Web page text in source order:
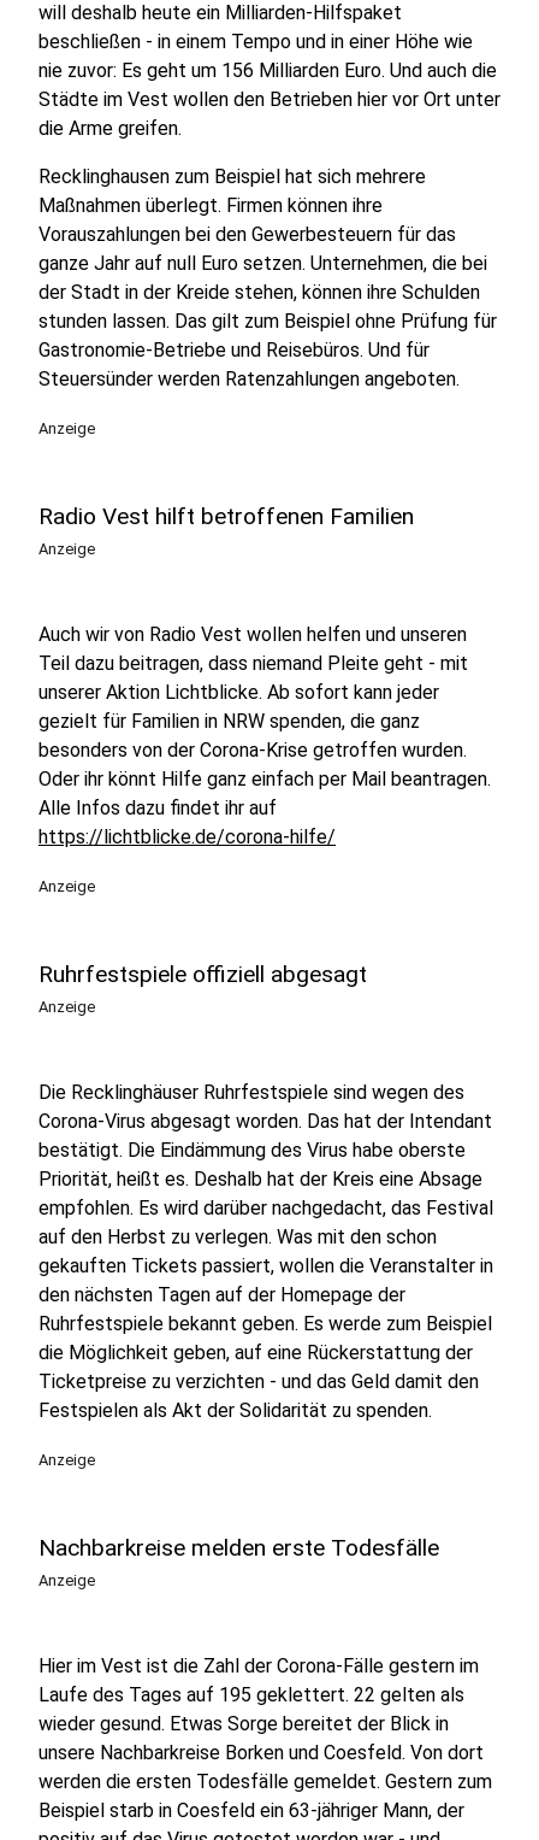
will deshalb heute ein Milliarden-Hilfspaket
beschließen - in einem Tempo und in einer Höhe wie
nie zuvor: Es geht um 156 Milliarden Euro. Und auch die
Städte im Vest wollen den Betrieben hier vor Ort unter
die Arme greifen.
Recklinghausen zum Beispiel hat sich mehrere
Maßnahmen überlegt. Firmen können ihre
Vorauszahlungen bei den Gewerbesteuern für das
ganze Jahr auf null Euro setzen. Unternehmen, die bei
der Stadt in der Kreide stehen, können ihre Schulden
stunden lassen. Das gilt zum Beispiel ohne Prüfung für
Gastronomie-Betriebe und Reisebüros. Und für
Steuersünder werden Ratenzahlungen angeboten.
Anzeige
Radio Vest hilft betroffenen Familien
Anzeige
Auch wir von Radio Vest wollen helfen und unseren
Teil dazu beitragen, dass niemand Pleite geht - mit
unserer Aktion Lichtblicke. Ab sofort kann jeder
gezielt für Familien in NRW spenden, die ganz
besonders von der Corona-Krise getroffen wurden.
Oder ihr könnt Hilfe ganz einfach per Mail beantragen.
Alle Infos dazu findet ihr auf
https://lichtblicke.de/corona-hilfe/
Anzeige
Ruhrfestspiele offiziell abgesagt
Anzeige
Die Recklinghäuser Ruhrfestspiele sind wegen des
Corona-Virus abgesagt worden. Das hat der Intendant
bestätigt. Die Eindämmung des Virus habe oberste
Priorität, heißt es. Deshalb hat der Kreis eine Absage
empfohlen. Es wird darüber nachgedacht, das Festival
auf den Herbst zu verlegen. Was mit den schon
gekauften Tickets passiert, wollen die Veranstalter in
den nächsten Tagen auf der Homepage der
Ruhrfestspiele bekannt geben. Es werde zum Beispiel
die Möglichkeit geben, auf eine Rückerstattung der
Ticketpreise zu verzichten - und das Geld damit den
Festspielen als Akt der Solidarität zu spenden.
Anzeige
Nachbarkreise melden erste Todesfälle
Anzeige
Hier im Vest ist die Zahl der Corona-Fälle gestern im
Laufe des Tages auf 195 geklettert. 22 gelten als
wieder gesund. Etwas Sorge bereitet der Blick in
unsere Nachbarkreise Borken und Coesfeld. Von dort
werden die ersten Todesfälle gemeldet. Gestern zum
Beispiel starb in Coesfeld ein 63-jähriger Mann, der